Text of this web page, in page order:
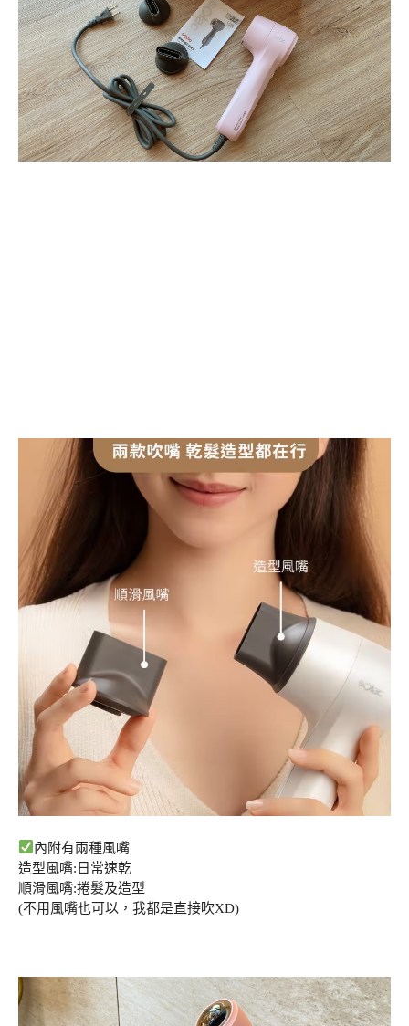
內附有兩種風嘴
造型風嘴:日常速乾
順滑風嘴:捲髮及造型
(不用風嘴也可以，我都是直接吹XD)